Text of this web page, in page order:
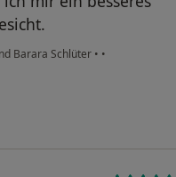
Barara Schlüter • •